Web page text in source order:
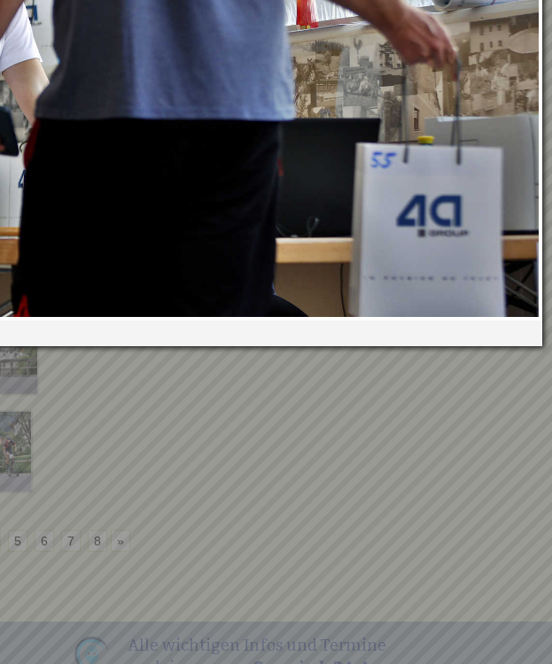
»
5 6 7 8
Alle wichtigen Infos und Termine